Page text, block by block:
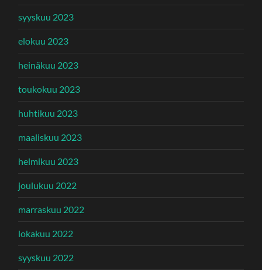
syyskuu 2023
elokuu 2023
heinäkuu 2023
toukokuu 2023
huhtikuu 2023
maaliskuu 2023
helmikuu 2023
joulukuu 2022
marraskuu 2022
lokakuu 2022
syyskuu 2022